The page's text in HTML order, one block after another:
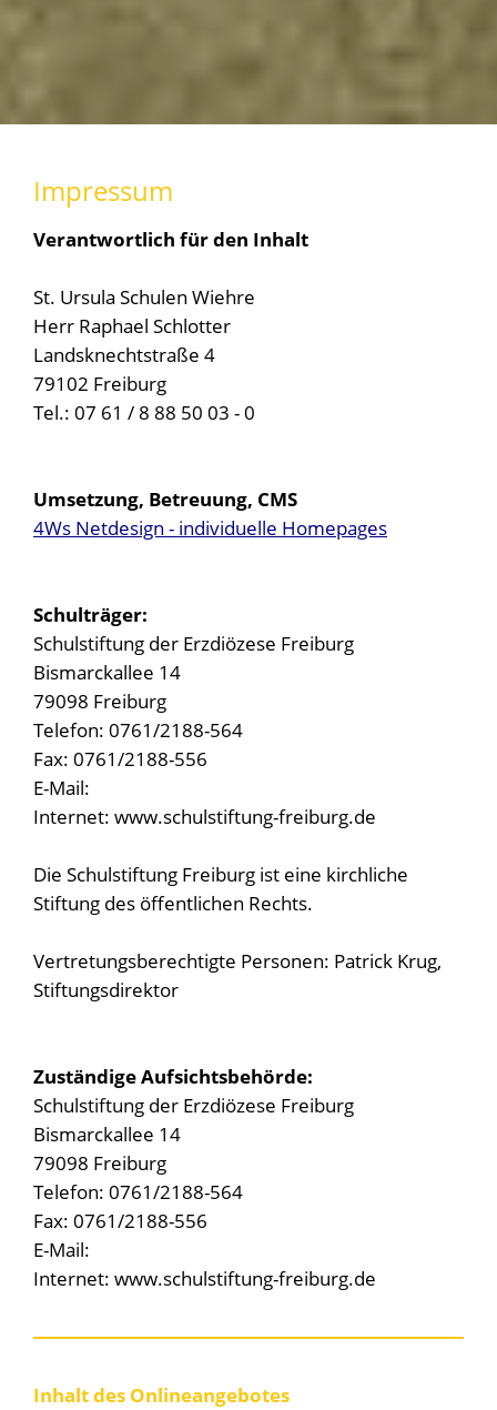
Impressum
Verantwortlich für den Inhalt
St. Ursula Schulen Wiehre
Herr Raphael Schlotter
Landsknechtstraße 4
79102 Freiburg
Tel.: 07 61 / 8 88 50 03 - 0
Umsetzung, Betreuung, CMS
4Ws Netdesign - individuelle Homepages
Schulträger:
Schulstiftung der Erzdiözese Freiburg
Bismarckallee 14
79098 Freiburg
Telefon: 0761/2188-564
Fax: 0761/2188-556
E-Mail:
Internet: www.schulstiftung-freiburg.de
Die Schulstiftung Freiburg ist eine kirchliche
Stiftung des öffentlichen Rechts.
Vertretungsberechtigte Personen: Patrick Krug,
Stiftungsdirektor
Zuständige Aufsichtsbehörde:
Schulstiftung der Erzdiözese Freiburg
Bismarckallee 14
79098 Freiburg
Telefon: 0761/2188-564
Fax: 0761/2188-556
E-Mail:
Internet: www.schulstiftung-freiburg.de
Inhalt des Onlineangebotes